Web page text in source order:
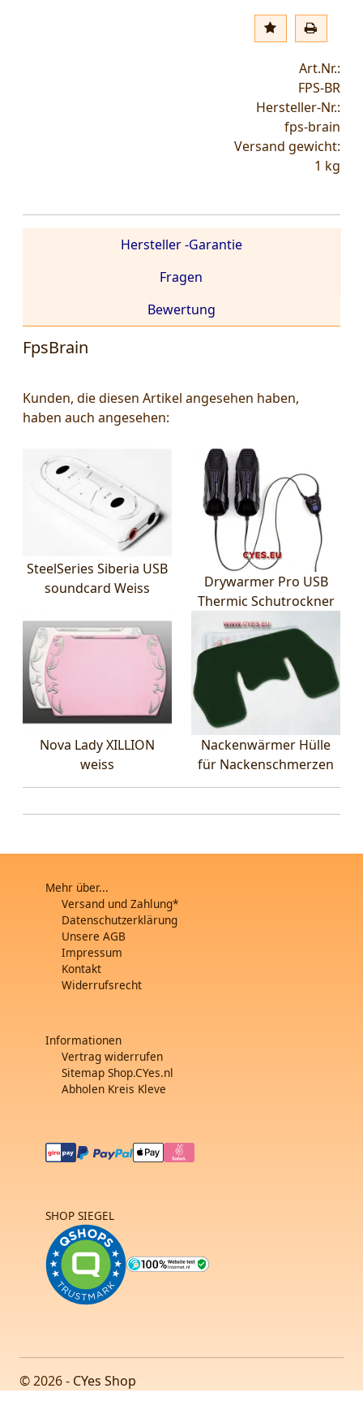
Art.Nr.:
FPS-BR
Hersteller-Nr.:
fps-brain
Versand gewicht:
1 kg
FpsBrain
Hersteller -Garantie
Fragen
Bewertung
Kunden, die diesen Artikel angesehen haben,
haben auch angesehen:
SteelSeries Siberia USB
soundcard Weiss
Drywarmer Pro USB
Thermic Schutrockner
Nova Lady XILLION
weiss
Nackenwärmer Hülle
für Nackenschmerzen
Mehr über...
Versand und Zahlung*
Datenschutzerklärung
Unsere AGB
Impressum
Kontakt
Widerrufsrecht
Informationen
Vertrag widerrufen
Sitemap Shop.CYes.nl
Abholen Kreis Kleve
SHOP SIEGEL
© 2026 - CYes Shop